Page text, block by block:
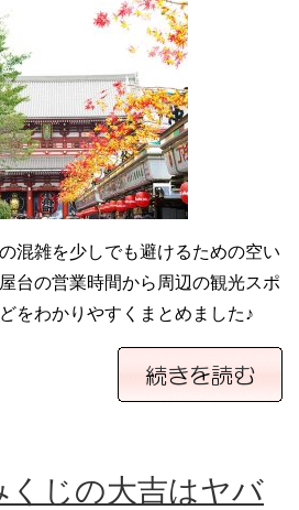
混雑を少しでも避けるための空い
台の営業時間から周辺の観光スポ
をわかりやすくまとめました♪
くじの大吉はヤバ